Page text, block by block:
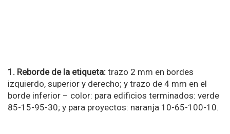
1. Reborde de la etiqueta: trazo 2 mm en bordes
izquierdo, superior y derecho; y trazo de 4 mm en el
borde inferior – color: para edificios terminados: verde
85-15-95-30; y para proyectos: naranja 10-65-100-10.